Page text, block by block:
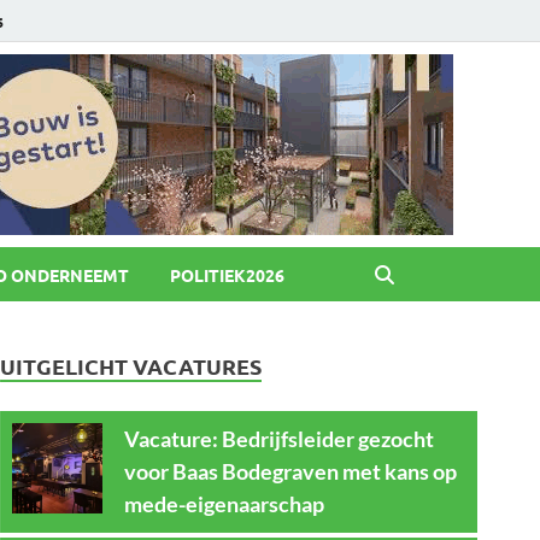
ONDERNEEMT POLITIEK2026
UITGELICHT VACATURES
Vacature: Bedrijfsleider gezocht
voor Baas Bodegraven met kans op
mede-eigenaarschap